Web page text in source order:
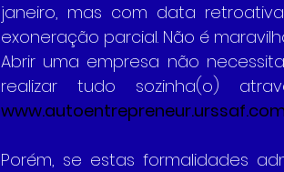
janeiro, mas com data
exoneração parcial. Não é
Abrir uma empresa não
realizar tudo sozinha(o)
Porém, se estas formalidades